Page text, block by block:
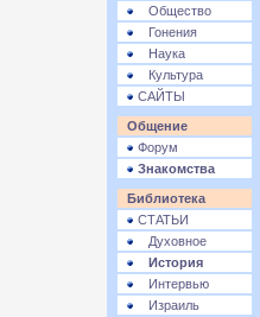
Общество
Гонения
Наука
Культура
САЙТЫ
Общение
Форум
Знакомства
Библиотека
СТАТЬИ
Духовное
История
Интервью
Израиль